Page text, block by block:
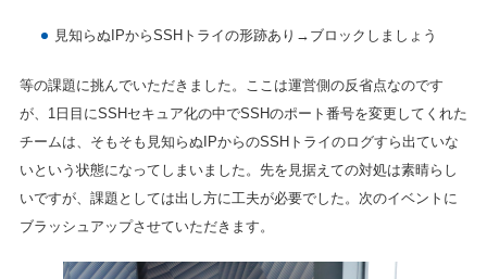
見知らぬIPからSSHトライの形跡あり→ブロックしましょう
等の課題に挑んでいただきました。ここは運営側の反省点なのです
が、1日目にSSHセキュア化の中でSSHのポート番号を変更してくれた
チームは、そもそも見知らぬIPからのSSHトライのログすら出ていな
いという状態になってしまいました。先を見据えての対処は素晴らし
いですが、課題としては出し方に工夫が必要でした。次のイベントに
ブラッシュアップさせていただきます。